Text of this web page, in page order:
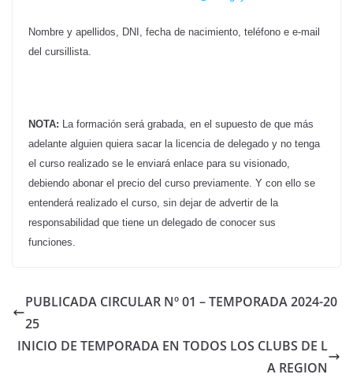
Nombre y apellidos, DNI, fecha de nacimiento, teléfono e e-mail
del cursillista.
NOTA: La formación será grabada, en el supuesto de que más
adelante alguien quiera sacar la licencia de delegado y no tenga
el curso realizado se le enviará enlace para su visionado,
debiendo abonar el precio del curso previamente. Y con ello se
entenderá realizado el curso, sin dejar de advertir de la
responsabilidad que tiene un delegado de conocer sus
funciones.
PUBLICADA CIRCULAR Nº 01 – TEMPORADA 2024-20
25
INICIO DE TEMPORADA EN TODOS LOS CLUBS DE L
A REGION